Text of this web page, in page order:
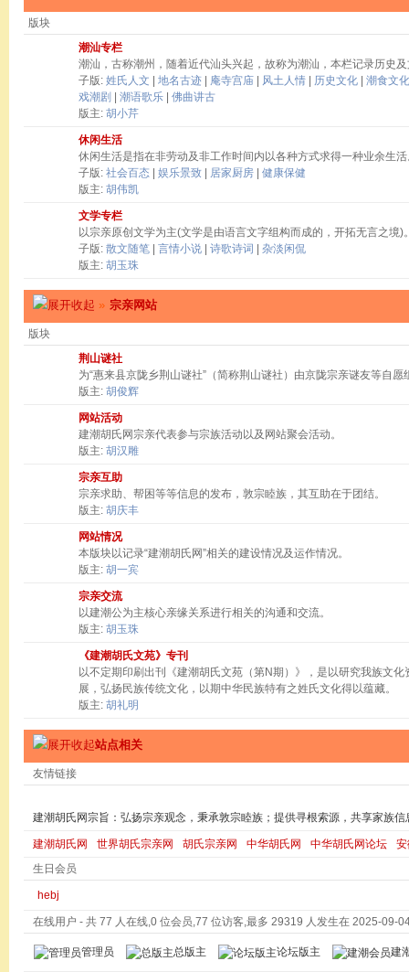
版块
潮汕专栏
潮汕，古称潮州，随着近代汕头兴起，故称为潮汕，本栏记录历史
子版: 姓氏人文 地名古迹 庵寺宫庙 风土人情 历史文化
潮食文化
戏潮剧
潮语歌乐
佛曲讲古
版主: 胡小芹
休闲生活
休闲生活是指在非劳动及非工作时间内以各种方式求得一种业余生
子版: 社会百态 娱乐景致 居家厨房
健康保健
版主: 胡伟凯
文学专栏
以宗亲原创文学为主(文学是由语言文字组构而成的，开拓无言之境)
子版: 散文随笔 言情小说 诗歌诗词
杂淡闲侃
版主: 胡玉珠
» 宗亲网站
版块
荆山谜社
为“惠来县京陇乡荆山谜社”（简称荆山谜社）由京陇宗亲谜友等自
版主: 胡俊辉
网站活动
建潮胡氏网宗亲代表参与宗族活动以及网站聚会活动。
版主: 胡汉雕
宗亲互助
宗亲求助、帮困等等信息的发布，敦宗睦族，其互助在于团结。
版主: 胡庆丰
网站情况
本版块以记录“建潮胡氏网”相关的建设情况及运作情况。
版主: 胡一宾
宗亲交流
以建潮公为主核心亲缘关系进行相关的沟通和交流。
版主: 胡玉珠
《建潮胡氏文苑》专刊
以不定期印刷出刊《建潮胡氏文苑（第N期）》，是以研究我族文
展，弘扬民族传统文化，以期中华民族特有之姓氏文化得以蕴藏。
版主: 胡礼明
站点相关
友情链接
建潮胡氏网宗旨：弘扬宗亲观念，秉承敦宗睦族；提供寻根索源，共享家族信
建潮胡氏网 世界胡氏宗亲网 胡氏宗亲网 中华胡氏网 中华胡氏网论坛
生日会员
hebj
在线用户 - 共 77 人在线,0 位会员,77 位访客,最多 29319 人发生在 2025-09-
管理员 总版主 论坛版主 建